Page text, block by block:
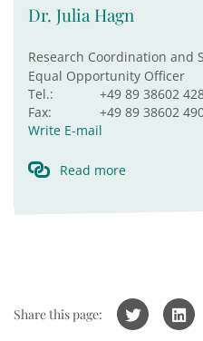
Dr. Julia Hagn
Research Coordination and
Equal Opportunity Officer
Tel.:
+49 89 38602
Fax:
+49 89 38602
Write E-mail
Read more
Share this page: